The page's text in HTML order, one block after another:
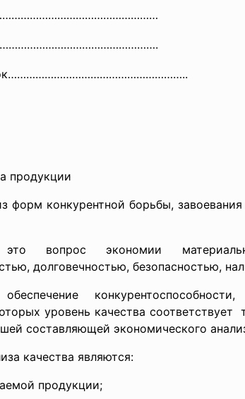
продукции
форм конкурентной борьбы,
вопрос экономии
долговечностью, безопасностью,
уровень качества соответствует
составляющей экономического
качества являются:
продукции;